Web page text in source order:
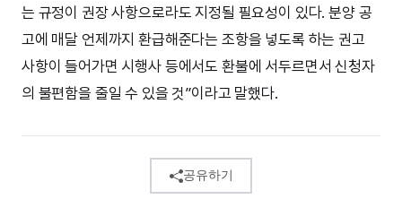
는 규정이 권장 사항으로라도 지정될 필요성이 있다. 분양 공
고에 매달 언제까지 환급해준다는 조항을 넣도록 하는 권고
사항이 들어가면 시행사 등에서도 환불에 서두르면서 신청자
의 불편함을 줄일 수 있을 것”이라고 말했다.
공유하기